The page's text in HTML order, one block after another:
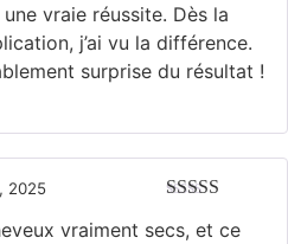
une vraie réussite. Dès la
j’ai vu la différence.
surprise du résultat !
2025
vraiment secs, et ce